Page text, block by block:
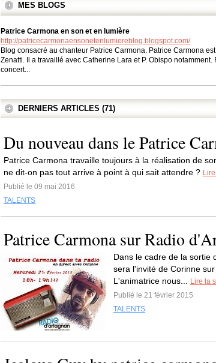
MES BLOGS
Patrice Carmona en son et en lumière
http://patricecarmonaensonetenlumiereblog.blogspot.com/
Blog consacré au chanteur Patrice Carmona. Patrice Carmona
Zenatti. Il a travaillé avec Catherine Lara et P. Obispo
concert...
DERNIERS ARTICLES (71)
Du nouveau dans le Patrice
Patrice Carmona travaille toujours à la réalisation de
ne dit-on pas tout arrive à point à qui sait attendre ?
Publié le 09 mai 2016
TALENTS
Patrice Carmona sur Radio
Dans le cadre de la sortie
sera l'invité de Corinne
L'animatrice nous...
Lire la
Publié le 21 février 2015
TALENTS